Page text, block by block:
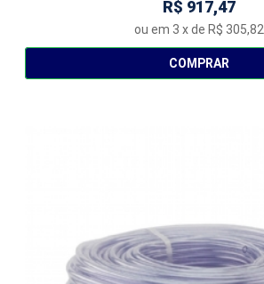
R$ 917,47
ou em 3 x de R$ 305,82
COMPRAR